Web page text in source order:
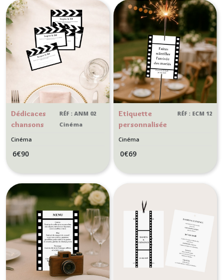
Dédicaces
chansons
aux
lot de 10
mariage ou
anniversaire
Thème
Cinéma -
Clap
RÉF : ANM 02
Cinéma
Cinéma
6€90
Etiquette
personnalisée
pour Baton
cierge
Cinéma
RÉF : ECM 12
Cinéma
0€69